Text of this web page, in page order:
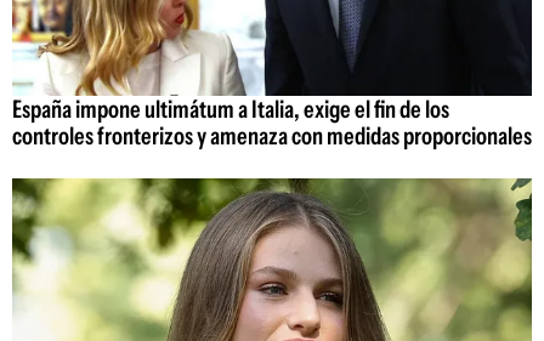
España impone ultimátum a Italia, exige el fin de los
controles fronterizos y amenaza con medidas proporcionales